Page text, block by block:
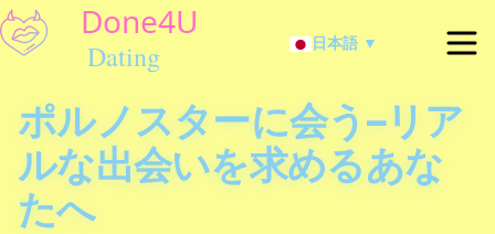
日本語 ▼
ポルノスターに会う–リア
ルな出会いを求めるあな
たへ